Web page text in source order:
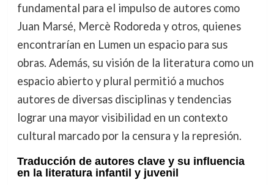
fundamental para el impulso de autores como
Juan Marsé, Mercè Rodoreda y otros, quienes
encontrarían en Lumen un espacio para sus
obras. Además, su visión de la literatura como un
espacio abierto y plural permitió a muchos
autores de diversas disciplinas y tendencias
lograr una mayor visibilidad en un contexto
cultural marcado por la censura y la represión.
Traducción de autores clave y su influencia
en la literatura infantil y juvenil